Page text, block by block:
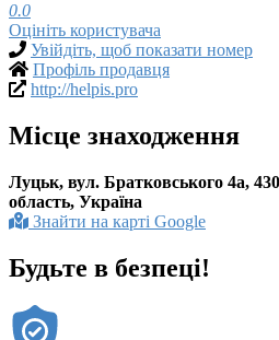
0.0
Оцініть користувача
Увійдіть, щоб показати номер
Профіль продавця
http://helpis.pro
Місце знаходження
Луцьк, вул. Братковського 4а,
область, Україна
Знайти на карті Google
Будьте в безпеці!